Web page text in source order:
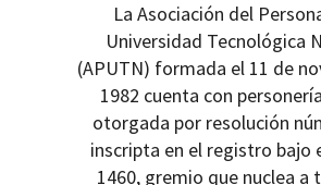
La Asociación del
Universidad Tecnológica
(APUTN) formada el 11 de
1982 cuenta con
otorgada por resolución
inscripta en el registro bajo
1460, gremio que nuclea a